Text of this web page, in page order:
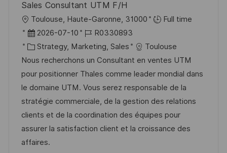
n
g
e
r
ö
f
f
e
n
t
l
i
c
e
Sales Consultant UTM F/H
O
r
t
Toulouse, Haute-Garonne, 31000
Full time
D
a
t
u
m
d
e
r
V
2026-07-10
J
o
b
-
I
D
R0330893
K
a
t
e
g
o
r
i
Strategy, Marketing, Sales
Toulouse
Nous recherchons un Consultant en ventes UTM
pour positionner Thales comme leader mondial dans
le domaine UTM. Vous serez responsable de la
stratégie commerciale, de la gestion des relations
clients et de la coordination des équipes pour
assurer la satisfaction client et la croissance des
affaires.